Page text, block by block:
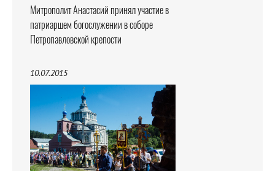
Митрополит Анастасий принял участие в
патриаршем богослужении в соборе
Петропавловской крепости
10.07.2015